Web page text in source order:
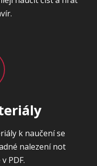
k naučení se
nalezení not
PDF.